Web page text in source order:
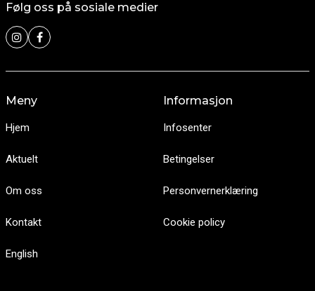
Følg oss på sosiale medier
Meny
Hjem
Aktuelt
Om oss
Kontakt
English
Informasjon
Infosenter
Betingelser
Personvernerklæring
Cookie policy